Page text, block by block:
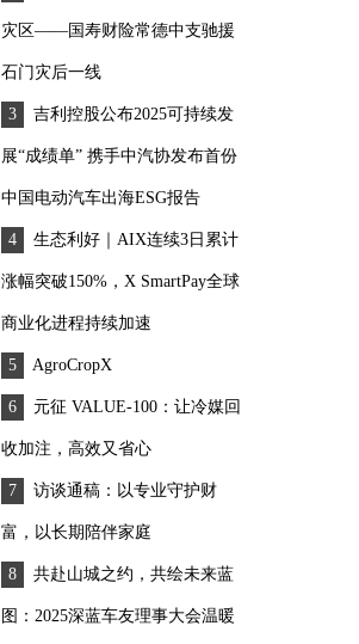
灾区——国寿财险常德中支驰援
石门灾后一线
吉利控股公布2025可持续发
展“成绩单” 携手中汽协发布首份
中国电动汽车出海ESG报告
生态利好｜AIX连续3日累计
涨幅突破150%，X SmartPay全球
商业化进程持续加速
AgroCropX
元征 VALUE-100：让冷媒回
收加注，高效又省心
访谈通稿：以专业守护财
富，以长期陪伴家庭
共赴山城之约，共绘未来蓝
图：2025深蓝车友理事大会温暖